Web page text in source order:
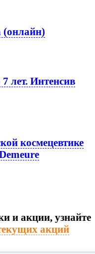
(онлайн)
лет. Интенсив
космецевтике
и акции, узнайте
акций